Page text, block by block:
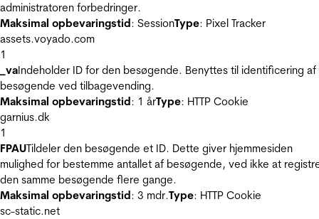
administratoren forbedringer.
Maksimal opbevaringstid: SessionType: Pixel Tracker
assets.voyado.com
1
_vaIndeholder ID for den besøgende. Benyttes til identificering af
besøgende ved tilbagevending.
Maksimal opbevaringstid: 1 årType: HTTP Cookie
garnius.dk
1
FPAUTildeler den besøgende et ID. Dette giver hjemmesiden
mulighed for bestemme antallet af besøgende, ved ikke at
den samme besøgende flere gange.
Maksimal opbevaringstid: 3 mdr.Type: HTTP Cookie
sc-static.net